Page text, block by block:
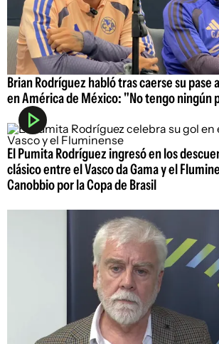
Brian Rodríguez habló tras caerse su pase
en América de México: "No tengo ningún
El Pumita Rodríguez ingresó en los
clásico entre el Vasco da Gama y el
Canobbio por la Copa de Brasil